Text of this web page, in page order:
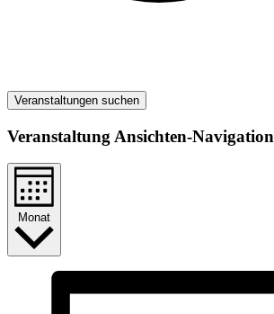
Veranstaltungen suchen
Veranstaltung Ansichten-Navigation
Monat